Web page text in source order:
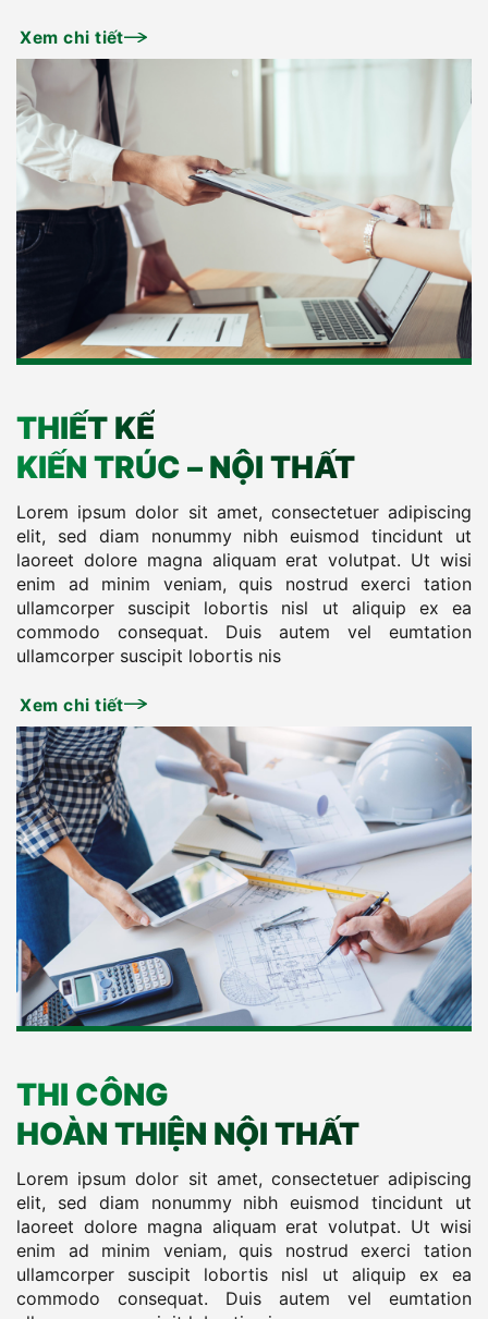
Xem chi tiết
THIẾT KẾ
KIẾN TRÚC – NỘI THẤT
Lorem ipsum dolor sit amet, consectetuer adipiscing
elit, sed diam nonummy nibh euismod tincidunt ut
laoreet dolore magna aliquam erat volutpat. Ut wisi
enim ad minim veniam, quis nostrud exerci tation
ullamcorper suscipit lobortis nisl ut aliquip ex ea
commodo consequat. Duis autem vel eumtation
ullamcorper suscipit lobortis nis
Xem chi tiết
THI CÔNG
HOÀN THIỆN NỘI THẤT
Lorem ipsum dolor sit amet, consectetuer adipiscing
elit, sed diam nonummy nibh euismod tincidunt ut
laoreet dolore magna aliquam erat volutpat. Ut wisi
enim ad minim veniam, quis nostrud exerci tation
ullamcorper suscipit lobortis nisl ut aliquip ex ea
commodo consequat. Duis autem vel eumtation